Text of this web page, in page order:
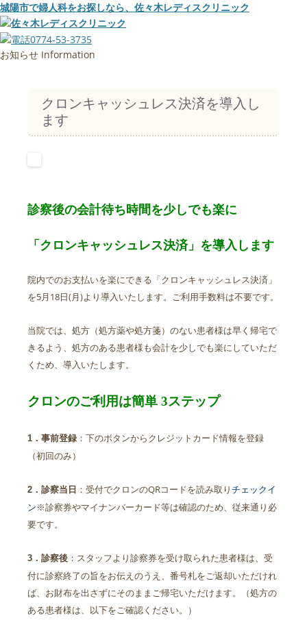
城陽市で婦人科をお探しなら、佐々木レディスクリニック
お知らせ Information
クロンキャッシュレス決済を導入し
ます
診察後の会計待ち時間を少しでも楽に
「クロンキャッシュレス決済」を導入します
院内でのお支払いを楽にできる「クロンキャッシュレス決済」
を5月18日(月)より導入いたします。ご利用手数料は不要です。
当院では、処方（処方薬や処方箋）のない患者様は早く帰宅で
きるよう、処方のある患者様も会計を少しでも楽にしていただ
くため、導入いたします。
クロンのご利用は簡単 3ステップ
1．事前登録 ：下のボタンからクレジットカード情報を登録
（初回のみ）
2．診察当日 ：受付でクロンのQRコードを読み取りチェックイ
ン※診察券やマイナンバーカード等は確認のため、従来通り必
要です。
3．診察後 ：スタッフより診察券を受け取られた患者様は、受
付に診察終了の旨をお伝えのうえ、番号札をご返却いただけれ
ば、お財布を出さずにそのままご帰宅いただけます。（処方の
ある患者様は、以下をご確認ください。）